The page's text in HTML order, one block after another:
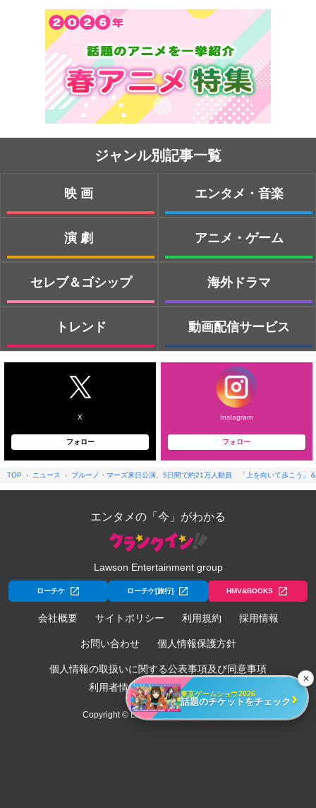
ジャンル別記事一覧
映画
演劇
セレブ＆ゴシップ
トレンド
エンタメ・音楽
アニメ・ゲーム
海外ドラマ
動画配信サービス
X
フォロー
Instagram
フォロー
TOP ニュース ブルーノ・マーズ来日公演、5日間で約21万人動員 「上を向いて歩こう」
エンタメの「今」がわかる
Lawson Entertainment group
ローチケ ローチケ[旅行] HMV&BOOKS
会社概要 サイトポリシー 利用規約 採用情報
お問い合わせ 個人情報保護方針
個人情報の取扱いに関する公表事項及び同意事項
利用者情報の外部送信について
Copyright © Lawson Entertainment, Inc.
✕
東京ゲームショウ2026
話題のチケットをチェック ›